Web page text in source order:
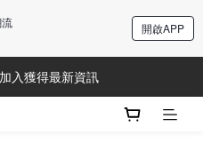
開啟APP
入獲得最新資訊
入獲得最新資訊
操作ATM與提供個人資訊